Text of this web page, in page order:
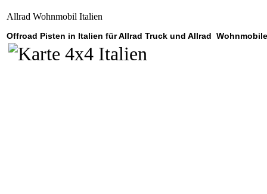
Allrad Wohnmobil Italien
Offroad Pisten in Italien für Allrad Truck und Allrad Wohnmobile